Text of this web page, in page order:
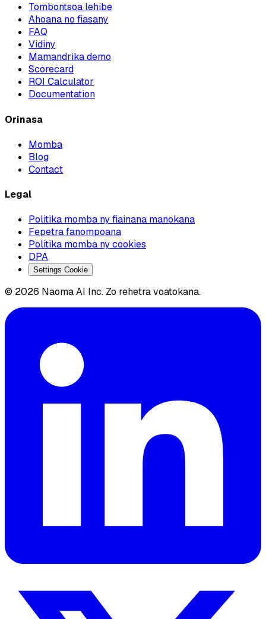
Tombontsoa lehibe
Ahoana no fiasany
FAQ
Vidiny
Mamandrika demo
Scorecard
ROI Calculator
Documentation
Orinasa
Momba
Blog
Contact
Legal
Politika momba ny fiainana manokana
Fepetra fanompoana
Politika momba ny cookies
DPA
Settings Cookie
© 2026 Naoma AI Inc. Zo rehetra voatokana.